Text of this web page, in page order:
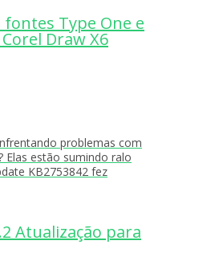
Type One e
Draw X6
problemas com
Elas estão sumindo ralo
KB2753842 fez
Atualização para